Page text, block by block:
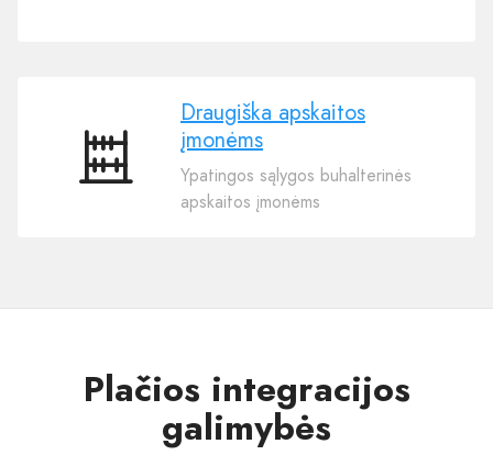
Draugiška
Draugiška apskaitos
įmonėms
Ypatingos sąlygos buhalterinės
apskaitos įmonėms
Plačios integracijos
galimybės